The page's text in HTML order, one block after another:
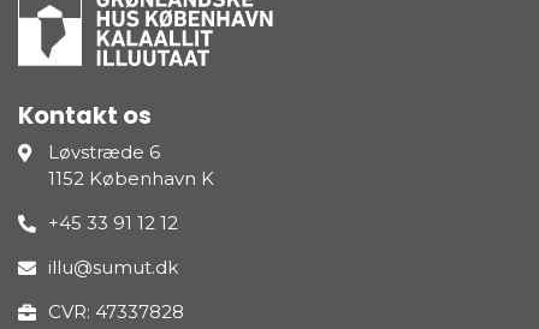
Kontakt os
Løvstræde 6
1152 København K
+45 33 91 12 12
illu@sumut.dk
CVR: 47337828